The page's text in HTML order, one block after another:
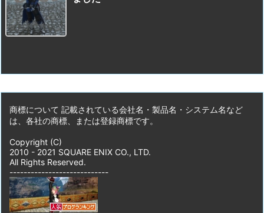
商標について 記載されている会社名・製品名・システム名など
は、各社の商標、または登録商標です。
Copyright (C)
2010 - 2021 SQUARE ENIX CO., LTD.
All Rights Reserved.
----------------------------